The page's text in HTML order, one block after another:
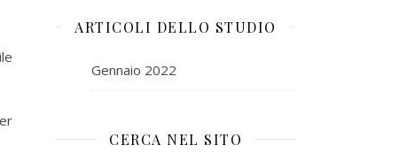
ARTICOLI DELLO STUDIO
Gennaio 2022
CERCA NEL SITO